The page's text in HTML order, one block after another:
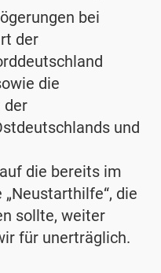
bei
der
die
der
und
die bereits im
die
sollte, weiter
für unerträglich.